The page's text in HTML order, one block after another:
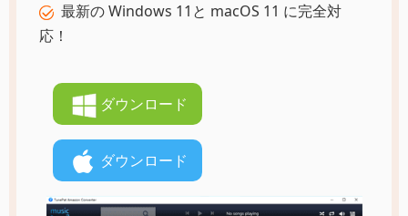
最新の Windows 11と macOS 11 に完全対
応！
ダウンロード
ダウンロード